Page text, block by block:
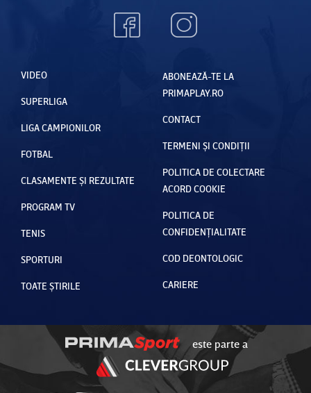
VIDEO
SUPERLIGA
LIGA CAMPIONILOR
FOTBAL
CLASAMENTE ȘI REZULTATE
PROGRAM TV
TENIS
SPORTURI
TOATE ȘTIRILE
ABONEAZĂ-TE LA
PRIMAPLAY.RO
CONTACT
TERMENI ȘI CONDIȚII
POLITICA DE COLECTARE
ACORD COOKIE
POLITICA DE
CONFIDENȚIALITATE
COD DEONTOLOGIC
CARIERE
este parte a